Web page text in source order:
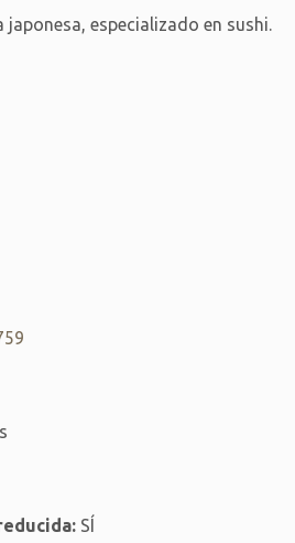
especializado en sushi.
SÍ